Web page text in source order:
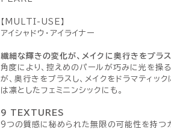
【MULTI-USE】
アイシャドウ・アイライナー
繊細な輝きの変化が、メイクに奥行きをプラス
角度により、控えめのパールが巧みに光を操
が、奥行きをプラスし、メイクをドラマティッ
は凛としたフェミニンシックにも。
9 TEXTURES
9つの質感に秘められた無限の可能性を持つカ